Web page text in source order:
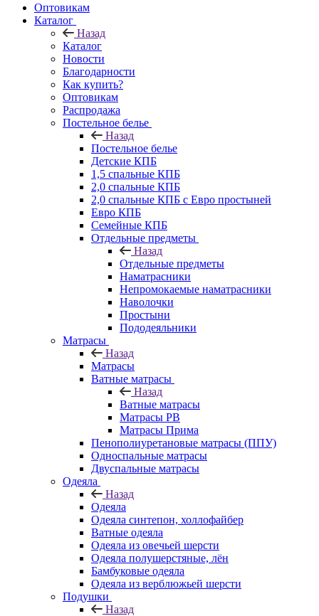
Оптовикам
Каталог
Назад
Каталог
Новости
Благодарности
Как купить?
Оптовикам
Распродажа
Постельное белье
Назад
Постельное белье
Детские КПБ
1,5 спальные КПБ
2,0 спальные КПБ
2,0 спальные КПБ с Евро простыней
Евро КПБ
Семейные КПБ
Отдельные предметы
Назад
Отдельные предметы
Наматрасники
Непромокаемые наматрасники
Наволочки
Простыни
Пододеяльники
Матрасы
Назад
Матрасы
Ватные матрасы
Назад
Ватные матрасы
Матрасы РВ
Матрасы Прима
Пенополиуретановые матрасы (ППУ)
Односпальные матрасы
Двуспальные матрасы
Одеяла
Назад
Одеяла
Одеяла синтепон, холлофайбер
Ватные одеяла
Одеяла из овечьей шерсти
Одеяла полушерстяные, лён
Бамбуковые одеяла
Одеяла из верблюжьей шерсти
Подушки
Назад